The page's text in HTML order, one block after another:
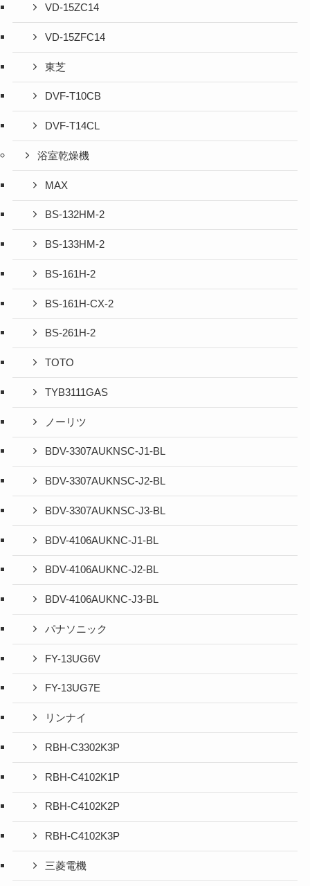
VD-15ZC14
VD-15ZFC14
東芝
DVF-T10CB
DVF-T14CL
浴室乾燥機
MAX
BS-132HM-2
BS-133HM-2
BS-161H-2
BS-161H-CX-2
BS-261H-2
TOTO
TYB3111GAS
ノーリツ
BDV-3307AUKNSC-J1-BL
BDV-3307AUKNSC-J2-BL
BDV-3307AUKNSC-J3-BL
BDV-4106AUKNC-J1-BL
BDV-4106AUKNC-J2-BL
BDV-4106AUKNC-J3-BL
パナソニック
FY-13UG6V
FY-13UG7E
リンナイ
RBH-C3302K3P
RBH-C4102K1P
RBH-C4102K2P
RBH-C4102K3P
三菱電機